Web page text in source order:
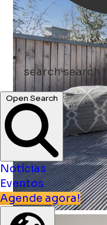
searchsearch
Open Search
Notícias
Eventos
Agende agora!